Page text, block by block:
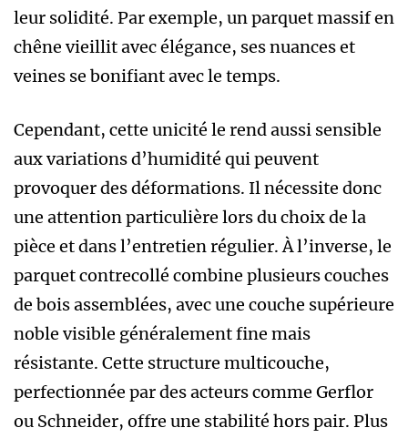
leur solidité. Par exemple, un parquet massif en
chêne vieillit avec élégance, ses nuances et
veines se bonifiant avec le temps.
Cependant, cette unicité le rend aussi sensible
aux variations d’humidité qui peuvent
provoquer des déformations. Il nécessite donc
une attention particulière lors du choix de la
pièce et dans l’entretien régulier. À l’inverse, le
parquet contrecollé combine plusieurs couches
de bois assemblées, avec une couche supérieure
noble visible généralement fine mais
résistante. Cette structure multicouche,
perfectionnée par des acteurs comme Gerflor
ou Schneider, offre une stabilité hors pair. Plus